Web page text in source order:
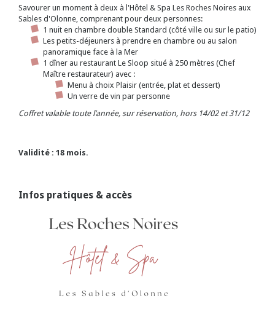
Savourer un moment à deux à l'Hôtel & Spa Les Roches Noires aux
Sables d'Olonne, comprenant pour deux personnes:
1 nuit en chambre double Standard (côté ville ou sur le patio)
Les petits-déjeuners à prendre en chambre ou au salon
panoramique face à la Mer
1 dîner au restaurant Le Sloop situé à 250 mètres (Chef
Maître restaurateur) avec :
Menu à choix Plaisir (entrée, plat et dessert)
Un verre de vin par personne
Coffret valable toute l’année, sur réservation, hors 14/02 et 31/12
Validité : 18 mois.
Infos pratiques & accès